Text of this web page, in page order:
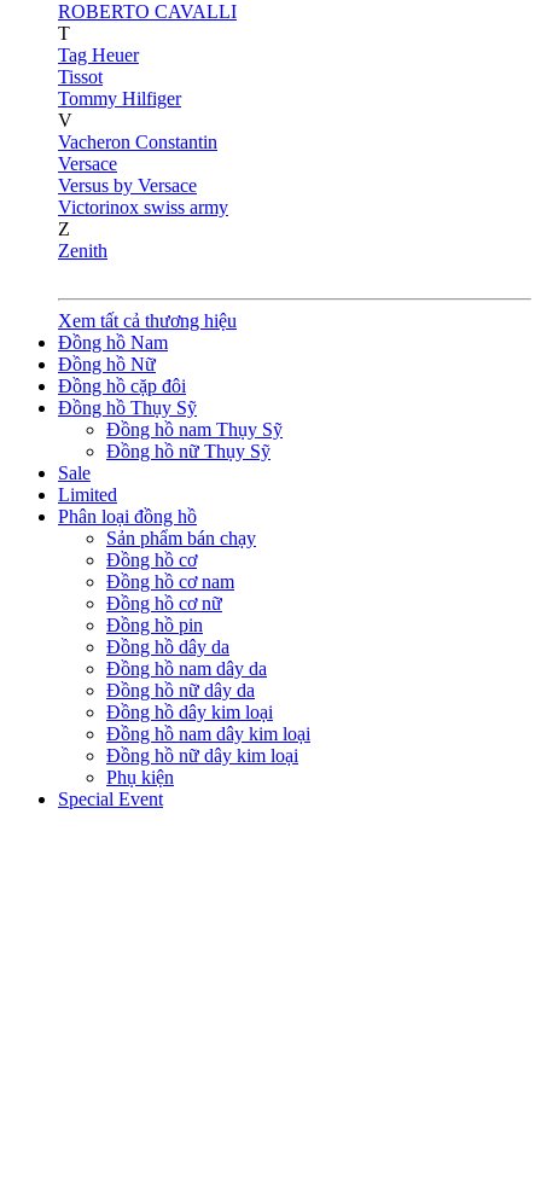
ROBERTO CAVALLI
T
Tag Heuer
Tissot
Tommy Hilfiger
V
Vacheron Constantin
Versace
Versus by Versace
Victorinox swiss army
Z
Zenith
Xem tất cả thương hiệu
Đồng hồ Nam
Đồng hồ Nữ
Đồng hồ cặp đôi
Đồng hồ Thụy Sỹ
Đồng hồ nam Thụy Sỹ
Đồng hồ nữ Thụy Sỹ
Sale
Limited
Phân loại đồng hồ
Sản phẩm bán chạy
Đồng hồ cơ
Đồng hồ cơ nam
Đồng hồ cơ nữ
Đồng hồ pin
Đồng hồ dây da
Đồng hồ nam dây da
Đồng hồ nữ dây da
Đồng hồ dây kim loại
Đồng hồ nam dây kim loại
Đồng hồ nữ dây kim loại
Phụ kiện
Special Event